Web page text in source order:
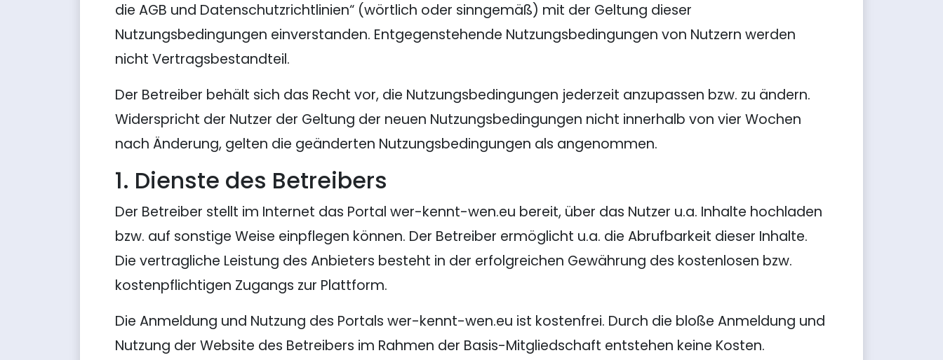
die AGB und Datenschutzrichtlinien“ (wörtlich oder sinngemäß) mit der Geltung dieser
Nutzungsbedingungen einverstanden. Entgegenstehende Nutzungsbedingungen von Nutzern werden
nicht Vertragsbestandteil.
Der Betreiber behält sich das Recht vor, die Nutzungsbedingungen jederzeit anzupassen bzw. zu ändern.
Widerspricht der Nutzer der Geltung der neuen Nutzungsbedingungen nicht innerhalb von vier Wochen
nach Änderung, gelten die geänderten Nutzungsbedingungen als angenommen.
1. Dienste des Betreibers
Der Betreiber stellt im Internet das Portal wer-kennt-wen.eu bereit, über das Nutzer u.a. Inhalte hochladen
bzw. auf sonstige Weise einpflegen können. Der Betreiber ermöglicht u.a. die Abrufbarkeit dieser Inhalte.
Die vertragliche Leistung des Anbieters besteht in der erfolgreichen Gewährung des kostenlosen bzw.
kostenpflichtigen Zugangs zur Plattform.
Die Anmeldung und Nutzung des Portals wer-kennt-wen.eu ist kostenfrei. Durch die bloße Anmeldung und
Nutzung der Website des Betreibers im Rahmen der Basis-Mitgliedschaft entstehen keine Kosten.